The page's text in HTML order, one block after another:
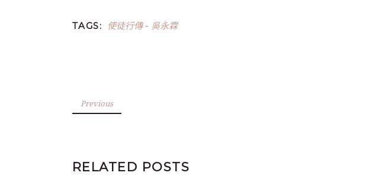
TAGS: 使徒行傳- 吳永霖
Previous
RELATED POSTS